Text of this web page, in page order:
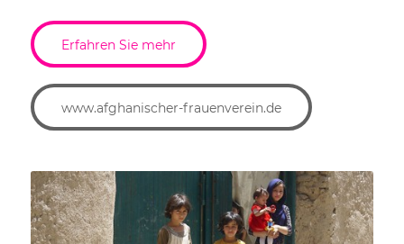
Erfahren Sie mehr
www.afghanischer-frauenverein.de